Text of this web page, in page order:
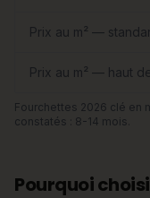
Prix au m² —
Prix au m² — haut
Fourchettes 2026 clé en
constatés : 8-14 mois.
Pourquoi